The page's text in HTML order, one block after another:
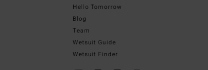
Hello Tomorrow
Blog
Team
Wetsuit Guide
Wetsuit Finder